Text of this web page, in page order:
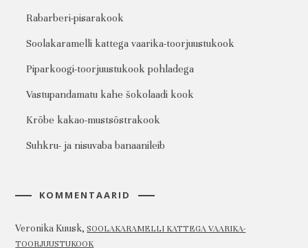
Rabarberi-pisarakook
Soolakaramelli kattega vaarika-toorjuustukook
Piparkoogi-toorjuustukook pohladega
Vastupandamatu kahe šokolaadi kook
Krõbe kakao-mustsõstrakook
Suhkru- ja nisuvaba banaanileib
KOMMENTAARID
Veronika Kuusk,SOOLAKARAMELLI KATTEGA VAARIKA-
TOORJUUSTUKOOK